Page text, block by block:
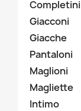
Completini
Giacconi
Giacche
Pantaloni
Maglioni
Magliette
Intimo